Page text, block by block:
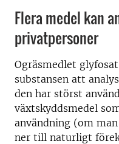
Flera medel kan
privatpersoner
Ogräsmedlet
substansen att
den har störst
växtskyddsmedel
användning (om
ner till naturligt